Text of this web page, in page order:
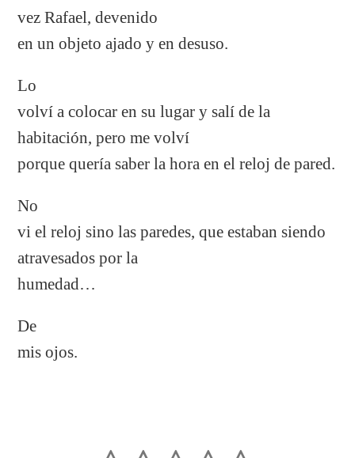
vez Rafael, devenido
en un objeto ajado y en desuso.
Lo
volví a colocar en su lugar y salí de la
habitación, pero me volví
porque quería saber la hora en el reloj de pared.
No
vi el reloj sino las paredes, que estaban siendo
atravesados por la
humedad…
De
mis ojos.